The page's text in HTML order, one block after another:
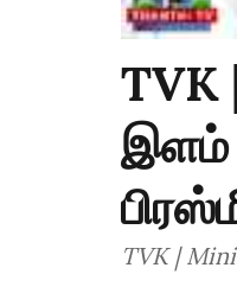
TVK
இளம்
TVK |